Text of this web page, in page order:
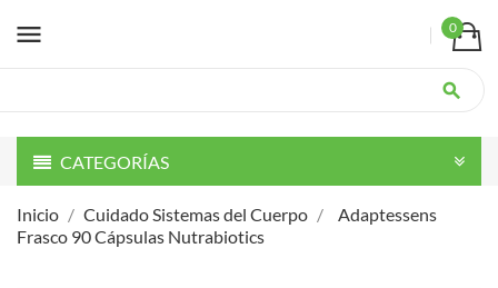
menu 0
search
CATEGORÍAS
Inicio Cuidado Sistemas del Cuerpo
Adaptessens
Frasco 90 Cápsulas Nutrabiotics